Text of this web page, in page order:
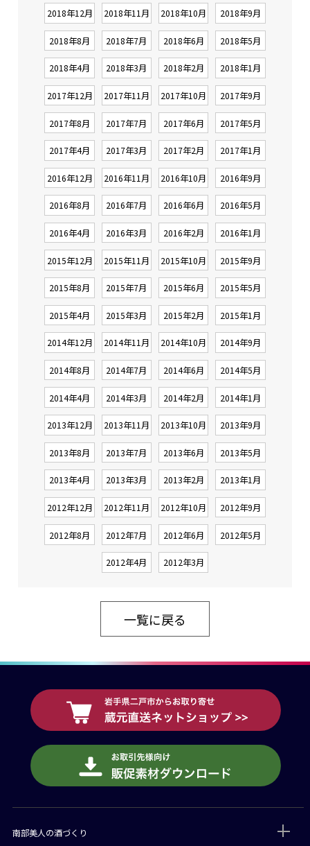
2018年12月 2018年11月 2018年10月 2018年9月
2018年8月 2018年7月 2018年6月 2018年5月
2018年4月 2018年3月 2018年2月 2018年1月
2017年12月 2017年11月 2017年10月 2017年9月
2017年8月 2017年7月 2017年6月 2017年5月
2017年4月 2017年3月 2017年2月 2017年1月
2016年12月 2016年11月 2016年10月 2016年9月
2016年8月 2016年7月 2016年6月 2016年5月
2016年4月 2016年3月 2016年2月 2016年1月
2015年12月 2015年11月 2015年10月 2015年9月
2015年8月 2015年7月 2015年6月 2015年5月
2015年4月 2015年3月 2015年2月 2015年1月
2014年12月 2014年11月 2014年10月 2014年9月
2014年8月 2014年7月 2014年6月 2014年5月
2014年4月 2014年3月 2014年2月 2014年1月
2013年12月 2013年11月 2013年10月 2013年9月
2013年8月 2013年7月 2013年6月 2013年5月
2013年4月 2013年3月 2013年2月 2013年1月
2012年12月 2012年11月 2012年10月 2012年9月
2012年8月 2012年7月 2012年6月 2012年5月
2012年4月 2012年3月
一覧に戻る
南部美人の酒づくり